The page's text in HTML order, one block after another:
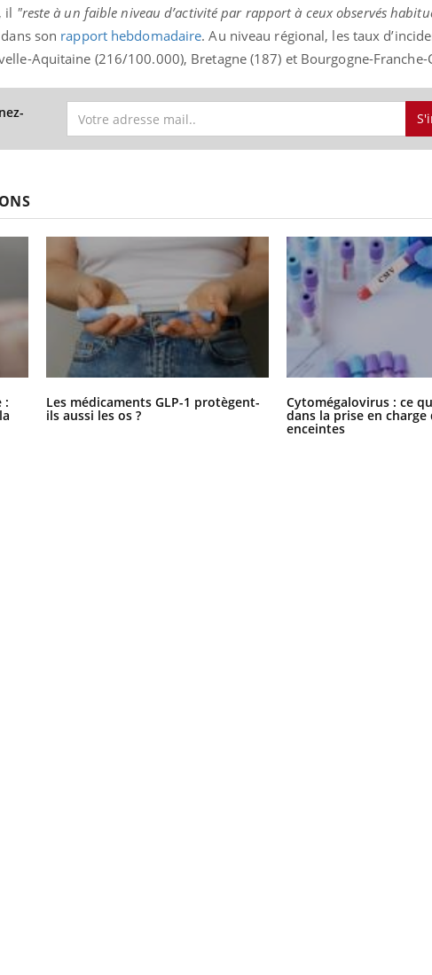
il "reste à un faible niveau d’activité par rapport à ceux observés
son rapport hebdomadaire. Au niveau régional, les taux
Aquitaine (216/100.000), Bretagne(187) et Bourgogne-
: Les médicaments GLP-1 protègent-
ils aussi les os ?
Cytomégalovirus : ce
dans la prise en charge
enceintes